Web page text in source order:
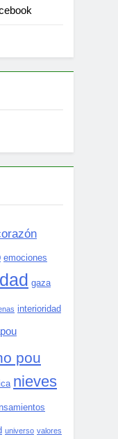
emociones
gaza
interioridad
pou
nieves
universo valores